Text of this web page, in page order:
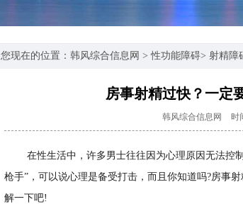
您现在的位置： 韩风综合信息网 >性功能障碍> 射精障
房事射精过快？一定
韩风综合信息网 时
在性生活中，许多男士往往因为心理原因无法控
枪手”，可以说心理是备受打击，而且你知道吗?房事
解一下吧!